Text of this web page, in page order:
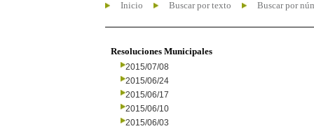
Inicio Buscar por texto Buscar por
Resoluciones Municipales
2015/07/08
2015/06/24
2015/06/17
2015/06/10
2015/06/03